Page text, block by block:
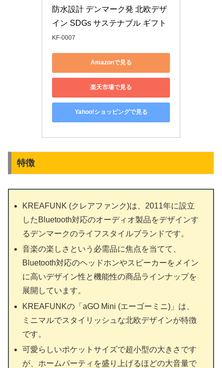
防水設計 デンマーク発 北欧デザ
イン SDGs サステナブル ギフト
KF-0007
Amazonで見る
楽天市場で見る
Yahoo!ショッピングで見る
特徴
KREAFUNK (クレアファンク)は、2011年に設立
したBluetooth対応のオーディオ製品をデザインす
るデンマークのライフスタイルブランドです。
音楽の楽しさという必需品に焦点を当てて、
Bluetooth対応のヘッドホンやスピーカーをメイン
に高いデザイン性と機能性の商品ラインナップを
展開しています。
KREAFUNKの「aGO Mini (エーゴーミニ)」は、
ミニマルでスタイリッシュな北欧デザインが特徴
です。
可愛らしいポケットサイズで超小型の大きさです
が、ホームパーティを盛り上げるほどの大音量で